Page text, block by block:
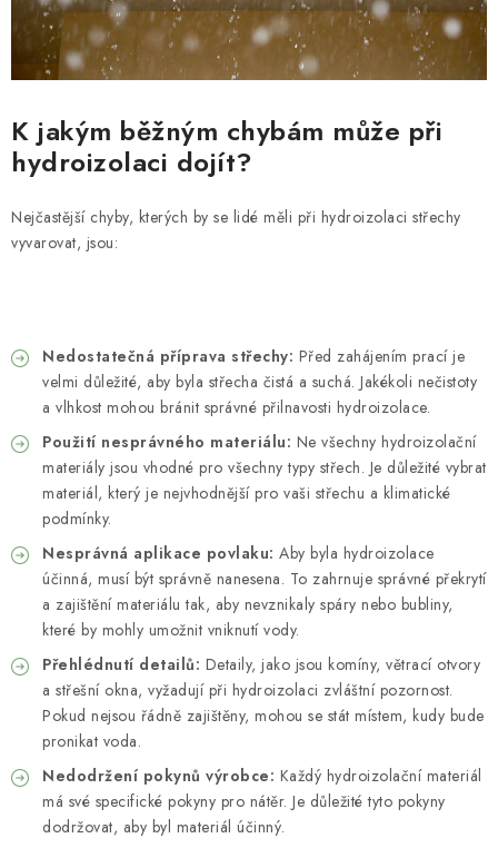
K jakým běžným chybám může při
hydroizolaci dojít?
Nejčastější chyby, kterých by se lidé měli při hydroizolaci střechy
vyvarovat, jsou:
Nedostatečná příprava střechy: Před zahájením prací je
velmi důležité, aby byla střecha čistá a suchá. Jakékoli nečistoty
a vlhkost mohou bránit správné přilnavosti hydroizolace.
Použití nesprávného materiálu: Ne všechny hydroizolační
materiály jsou vhodné pro všechny typy střech. Je důležité vybrat
materiál, který je nejvhodnější pro vaši střechu a klimatické
podmínky.
Nesprávná aplikace povlaku: Aby byla hydroizolace
účinná, musí být správně nanesena. To zahrnuje správné překrytí
a zajištění materiálu tak, aby nevznikaly spáry nebo bubliny,
které by mohly umožnit vniknutí vody.
Přehlédnutí detailů: Detaily, jako jsou komíny, větrací otvory
a střešní okna, vyžadují při hydroizolaci zvláštní pozornost.
Pokud nejsou řádně zajištěny, mohou se stát místem, kudy bude
pronikat voda.
Nedodržení pokynů výrobce: Každý hydroizolační materiál
má své specifické pokyny pro nátěr. Je důležité tyto pokyny
dodržovat, aby byl materiál účinný.